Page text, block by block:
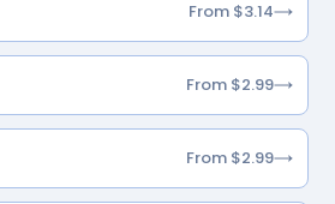
From $3.14
From $2.99
From $2.99